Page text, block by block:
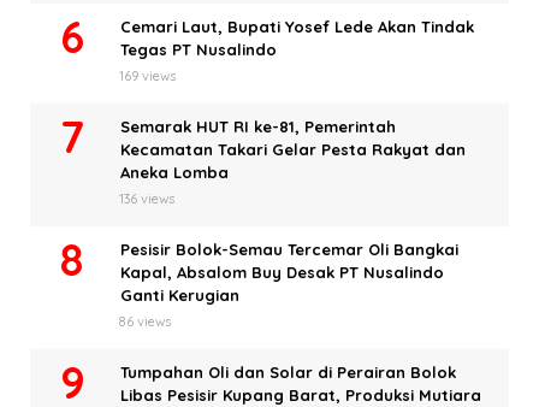
Cemari Laut, Bupati Yosef Lede Akan Tindak
Tegas PT Nusalindo
169 views
Semarak HUT RI ke-81, Pemerintah
Kecamatan Takari Gelar Pesta Rakyat dan
Aneka Lomba
136 views
Pesisir Bolok-Semau Tercemar Oli Bangkai
Kapal, Absalom Buy Desak PT Nusalindo
Ganti Kerugian
86 views
Tumpahan Oli dan Solar di Perairan Bolok
Libas Pesisir Kupang Barat, Produksi Mutiara